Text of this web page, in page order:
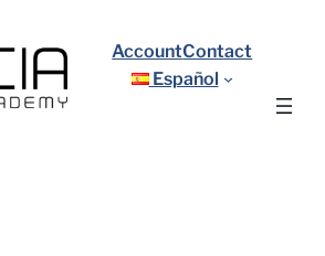
AccountContact
Español